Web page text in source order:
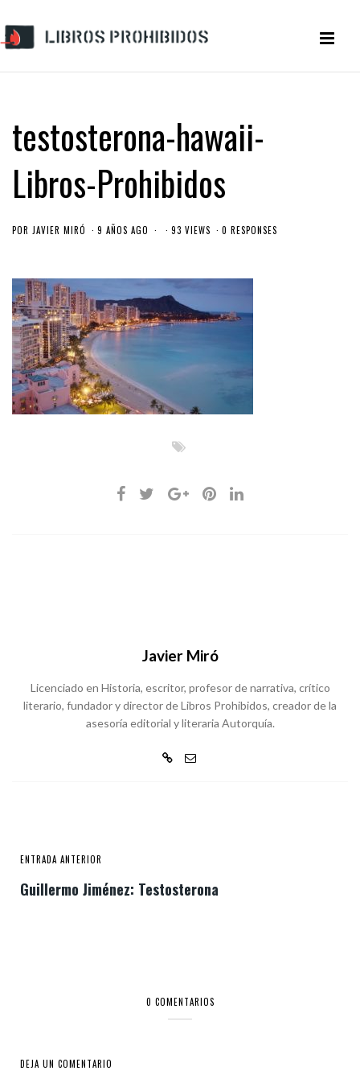
testosterona-hawaii-
Libros-Prohibidos
POR JAVIER MIRÓ 9 AÑOS AGO 93 VIEWS 0 RESPONSES
Javier Miró
Licenciado en Historia, escritor, profesor de narrativa, crítico
literario, fundador y director de Libros Prohibidos, creador de la
asesoría editorial y literaria Autorquía.
ENTRADA ANTERIOR
Guillermo Jiménez: Testosterona
0 COMENTARIOS
DEJA UN COMENTARIO